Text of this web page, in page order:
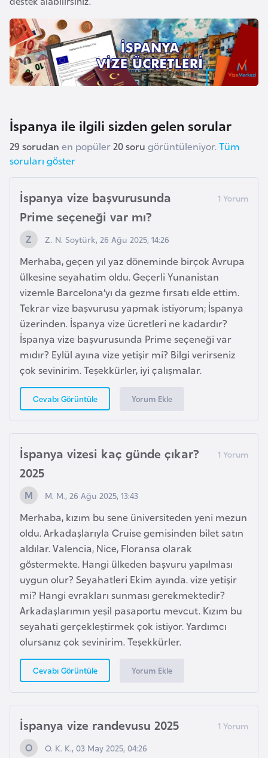
İspanya ile ilgili sizden gelen sorular
29 sorudan en popüler20 soru görüntüleniyor. Tüm
soruları göster
İspanya vize başvurusunda
Prime seçeneği var mı?
Z. N. Soytürk, 26 Ağu 2025, 14:26
Merhaba, geçen yıl yaz döneminde birçok Avrupa
ülkesine seyahatim oldu. Geçerli Yunanistan
vizemle Barcelona’yı da gezme fırsatı elde ettim.
Tekrar vize başvurusu yapmak istiyorum; İspanya
üzerinden. İspanya vize ücretleri ne kadardır?
İspanya vize başvurusunda Prime seçeneği var
mıdır? Eylül ayına vize yetişir mi? Bilgi verirseniz
çok sevinirim. Teşekkürler, iyi çalışmalar.
Cevabı Görüntüle Yorum Ekle
İspanya vizesi kaç günde çıkar?
2025
M. M., 26 Ağu 2025, 13:43
Merhaba, kızım bu sene üniversiteden yeni mezun
oldu. Arkadaşlarıyla Cruise gemisinden bilet satın
aldılar. Valencia, Nice, Floransa olarak
göstermekte. Hangi ülkeden başvuru yapılması
uygun olur? Seyahatleri Ekim ayında. vize yetişir
mi? Hangi evrakları sunması gerekmektedir?
Arkadaşlarımın yeşil pasaportu mevcut. Kızım bu
seyahati gerçekleştirmek çok istiyor. Yardımcı
olursanız çok sevinirim. Teşekkürler.
Cevabı Görüntüle Yorum Ekle
İspanya vize randevusu 2025
O. K. K., 03 May 2025, 04:26
H
i
n
s
a
H
ı
r
a
t
i
s
t
a
n
o
l
a
n
d
a
g
l
I
r
a
k